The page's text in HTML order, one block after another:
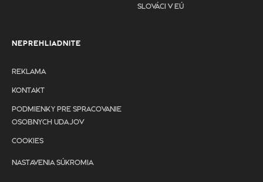
SLOVÁCI V EÚ
NEPREHLIADNITE
REKLAMA
KONTAKT
PODMIENKY PRE SPRACOVANIE
OSOBNYCH UDAJOV
COOKIES
NASTAVENIA SÚKROMIA